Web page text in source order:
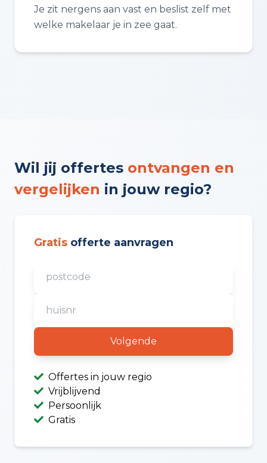
Je zit nergens aan vast en beslist zelf met
welke makelaar je in zee gaat.
Wil jij offertes ontvangen en
vergelijken in jouw regio?
Gratis offerte aanvragen
Volgende
Offertes in jouw regio
Vrijblijvend
Persoonlijk
Gratis